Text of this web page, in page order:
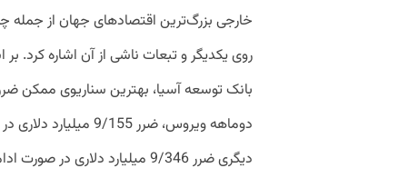
خارجی بزرگ‌ترین اقتصادهای جهان از جمله
روی یکدیگر و تبعات ناشی از آن اشاره
دوماهه ویروس، ضرر 9/
دیگری ضرر 9/346 میلیارد